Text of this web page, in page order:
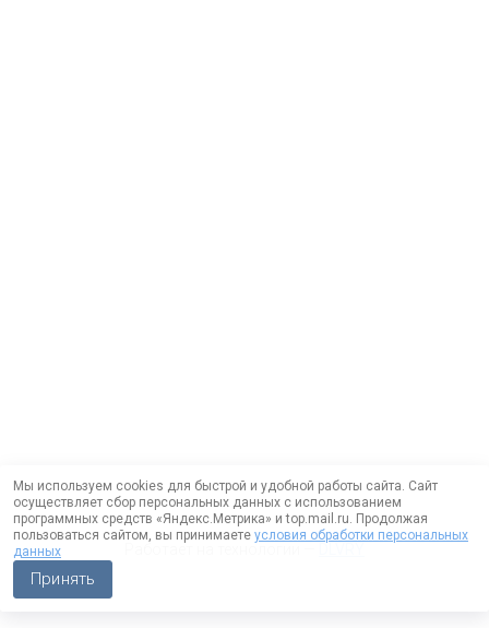
Мы используем cookies для быстрой и удобной работы сайта. Сайт
осуществляет сбор персональных данных с использованием
программных средств «Яндекс.Метрика» и top.mail.ru. Продолжая
пользоваться сайтом, вы принимаете условия обработки персональных
данных
Принять